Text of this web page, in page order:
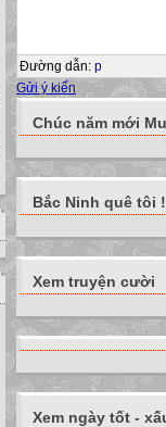
Đường dẫn: p
Gửi ý kiến
Chúc năm mới
Bắc Ninh quê tôi !
Xem truyện cười
Xem ngày tốt -